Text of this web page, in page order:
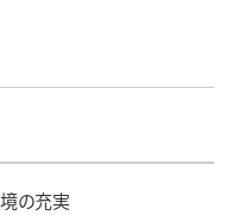
じる可能性がある地域
の充実